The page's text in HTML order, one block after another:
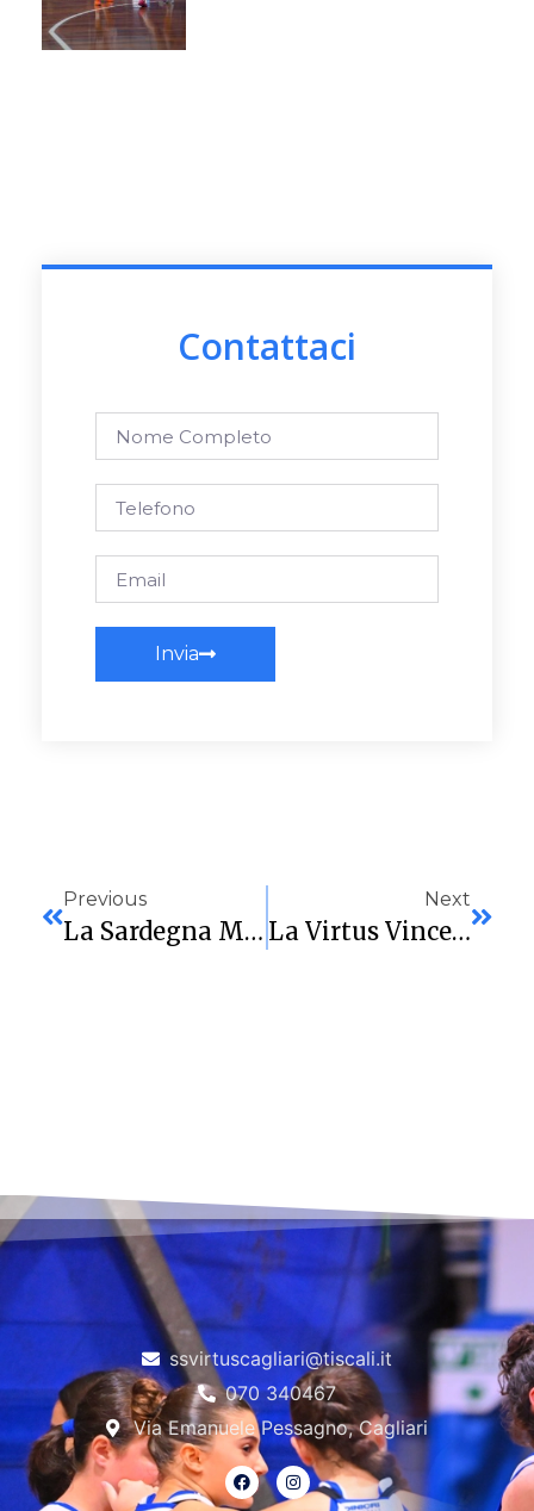
Contattaci
Invia
Previous
La Sardegna Marmi Cagliari Lotta Ma Alla Fine Si Arrende All’Empoli Che Passa Al PalaRestivo Per 73-47
Next
La Virtus Vince Una Gara Importantissima E Blinda (o Quasi) La Salvezza
ssvirtuscagliari@tiscali.it
070 340467
Via Emanuele Pessagno, Cagliari